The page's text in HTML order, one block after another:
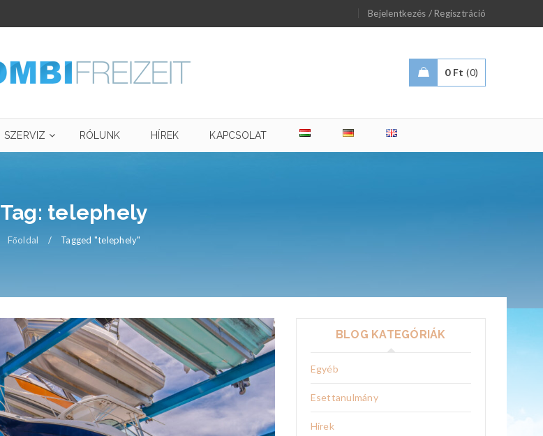
Bejelentkezés / Regisztráció
0 Ft 0
SZERVIZ RÓLUNK HÍREK KAPCSOLAT
Tag: telephely
Főoldal / Tagged "telephely"
BLOG KATEGÓRIÁK
Egyéb
Esettanulmány
Hírek